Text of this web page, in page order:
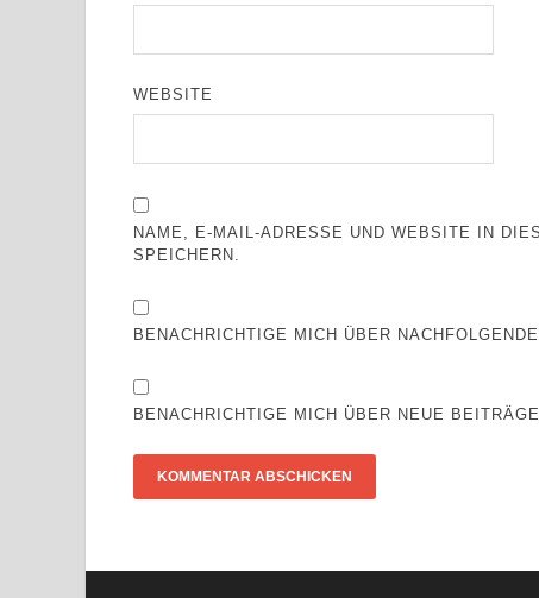
WEBSITE
NAME, E-MAIL-ADRESSE UND WEBSITE IN
SPEICHERN.
BENACHRICHTIGE MICH ÜBER
BENACHRICHTIGE MICH ÜBER NEUE